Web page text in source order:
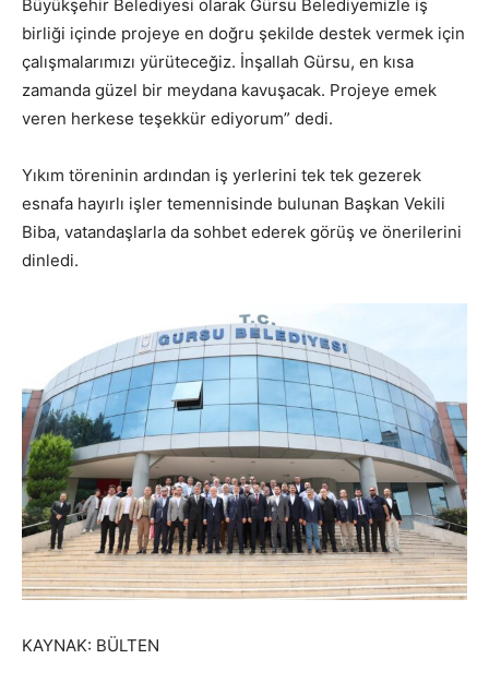
Büyükşehir Belediyesi olarak Gürsu Belediyemizle iş
birliği içinde projeye en doğru şekilde destek vermek için
çalışmalarımızı yürüteceğiz. İnşallah Gürsu, en kısa
zamanda güzel bir meydana kavuşacak. Projeye emek
veren herkese teşekkür ediyorum” dedi.
Yıkım töreninin ardından iş yerlerini tek tek gezerek
esnafa hayırlı işler temennisinde bulunan Başkan Vekili
Biba, vatandaşlarla da sohbet ederek görüş ve önerilerini
dinledi.
KAYNAK: BÜLTEN